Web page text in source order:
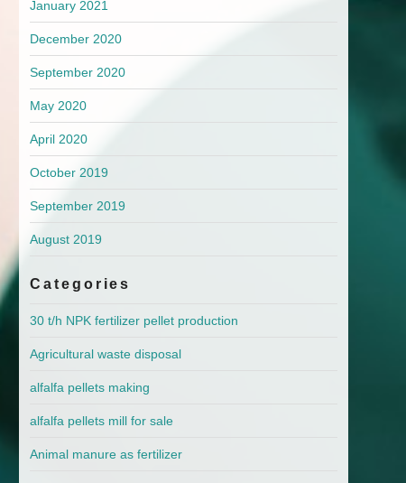
January 2021
December 2020
September 2020
May 2020
April 2020
October 2019
September 2019
August 2019
Categories
30 t/h NPK fertilizer pellet production
Agricultural waste disposal
alfalfa pellets making
alfalfa pellets mill for sale
Animal manure as fertilizer